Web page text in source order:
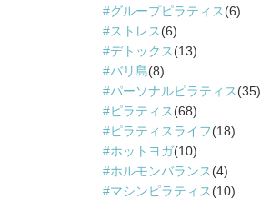
グループピラティス(6)
ストレス(6)
デトックス(13)
バリ島(8)
パーソナルピラティス(35)
ピラティス(68)
ピラティスライフ(18)
ホットヨガ(10)
ホルモンバランス(4)
マシンピラティス(10)